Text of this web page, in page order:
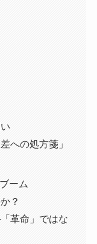
への処方箋」
ーム
？
革命」ではな